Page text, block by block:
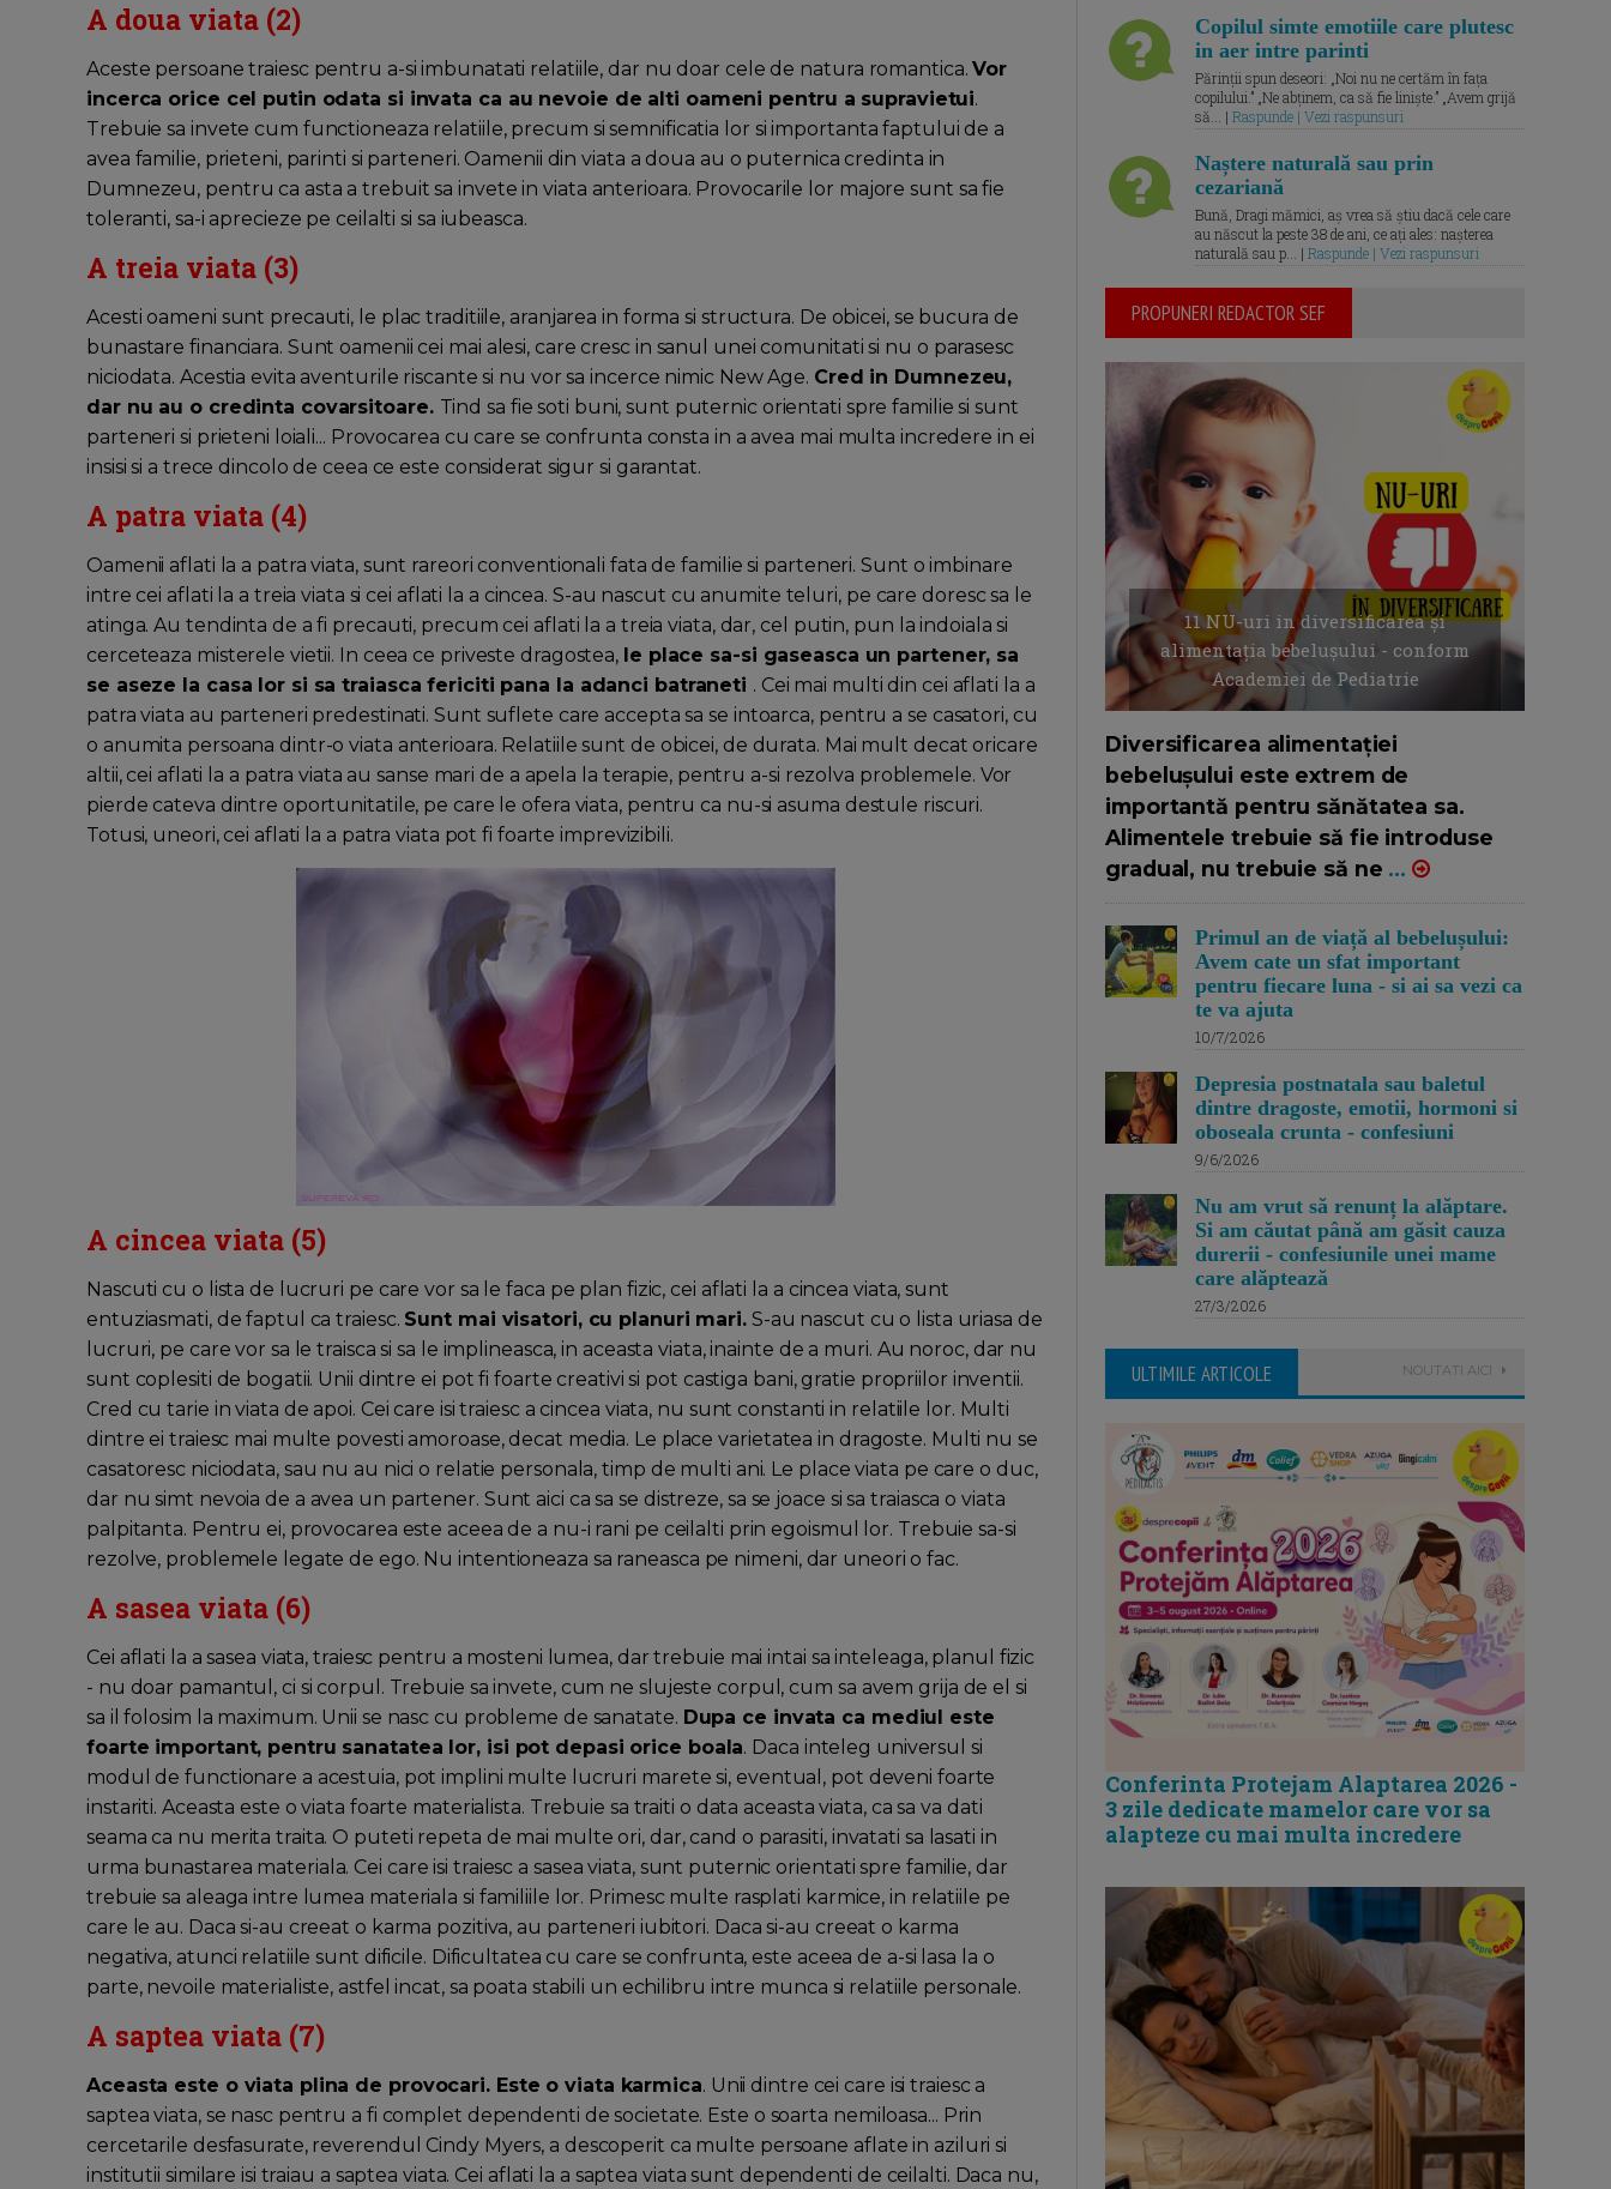
A doua viata (2)
Aceste persoane traiesc pentru a-si imbunatati relatiile, dar nu doar cele de natura romantica.Vor
incerca orice cel putin odata si invata ca au nevoie de alti oameni pentru a supravietui.
Trebuie sa invete cum functioneaza relatiile, precum si semnificatia lor si importanta faptului de a
avea familie, prieteni, parinti si parteneri. Oamenii din viata a doua au o puternica credinta in
Dumnezeu, pentru ca asta a trebuit sa invete in viata anterioara. Provocarile lor majore sunt sa fie
toleranti, sa-i aprecieze pe ceilalti si sa iubeasca.
A treia viata (3)
Acesti oameni sunt precauti, le plac traditiile, aranjarea in forma si structura. De obicei, se bucura de
bunastare financiara. Sunt oamenii cei mai alesi, care cresc in sanul unei comunitati si nu o parasesc
niciodata. Acestia evita aventurile riscante si nu vor sa incerce nimic New Age. Cred in Dumnezeu,
dar nu au o credinta covarsitoare. Tind sa fie soti buni, sunt puternic orientati spre familie si sunt
parteneri si prieteni loiali... Provocarea cu care se confrunta consta in a avea mai multa incredere in ei
insisi si a trece dincolo de ceea ce este considerat sigur si garantat.
A patra viata (4)
Oamenii aflati la a patra viata, sunt rareori conventionali fata de familie si parteneri. Sunt o imbinare
intre cei aflati la a treia viata si cei aflati la a cincea. S-au nascut cu anumite teluri, pe care doresc sa le
atinga. Au tendinta de a fi precauti, precum cei aflati la a treia viata, dar, cel putin, pun la indoiala si
cerceteaza misterele vietii. In ceea ce priveste dragostea, le place sa-si gaseasca un partener, sa
se aseze la casa lor si sa traiasca fericiti pana la adanci batraneti . Cei mai multi din cei aflati la a
patra viata au parteneri predestinati. Sunt suflete care accepta sa se intoarca, pentru a se casatori, cu
o anumita persoana dintr-o viata anterioara. Relatiile sunt de obicei, de durata. Mai mult decat oricare
altii, cei aflati la a patra viata au sanse mari de a apela la terapie, pentru a-si rezolva problemele. Vor
pierde cateva dintre oportunitatile, pe care le ofera viata, pentru ca nu-si asuma destule riscuri.
Totusi, uneori, cei aflati la a patra viata pot fi foarte imprevizibili.
A cincea viata (5)
Nascuti cu o lista de lucruri pe care vor sa le faca pe plan fizic, cei aflati la a cincea viata, sunt
entuziasmati, de faptul ca traiesc. Sunt mai visatori, cu planuri mari.S-au nascut cu o lista uriasa de
lucruri, pe care vor sa le traisca si sa le implineasca, in aceasta viata, inainte de a muri. Au noroc, dar nu
sunt coplesiti de bogatii. Unii dintre ei pot fi foarte creativi si pot castiga bani, gratie propriilor inventii.
Cred cu tarie in viata de apoi. Cei care isi traiesc a cincea viata, nu sunt constanti in relatiile lor. Multi
dintre ei traiesc mai multe povesti amoroase, decat media. Le place varietatea in dragoste. Multi nu se
casatoresc niciodata, sau nu au nici o relatie personala, timp de multi ani. Le place viata pe care o duc,
dar nu simt nevoia de a avea un partener. Sunt aici ca sa se distreze, sa se joace si sa traiasca o viata
palpitanta. Pentru ei, provocarea este aceea de a nu-i rani pe ceilalti prin egoismul lor. Trebuie sa-si
rezolve, problemele legate de ego. Nu intentioneaza sa raneasca pe nimeni, dar uneori o fac.
A sasea viata (6)
Cei aflati la a sasea viata, traiesc pentru a mosteni lumea, dar trebuie mai intai sa inteleaga, planul fizic
- nu doar pamantul, ci si corpul. Trebuie sa invete, cum ne slujeste corpul, cum sa avem grija de el si
sa il folosim la maximum. Unii se nasc cu probleme de sanatate. Dupa ce invata ca mediul este
foarte important, pentru sanatatea lor, isi pot depasi orice boala. Daca inteleg universul si
modul de functionare a acestuia, pot implini multe lucruri marete si, eventual, pot deveni foarte
instariti. Aceasta este o viata foarte materialista. Trebuie sa traiti o data aceasta viata, ca sa va dati
seama ca nu merita traita. O puteti repeta de mai multe ori, dar, cand o parasiti, invatati sa lasati in
urma bunastarea materiala. Cei care isi traiesc a sasea viata, sunt puternic orientati spre familie, dar
trebuie sa aleaga intre lumea materiala si familiile lor. Primesc multe rasplati karmice, in relatiile pe
care le au. Daca si-au creeat o karma pozitiva, au parteneri iubitori. Daca si-au creeat o karma
negativa, atunci relatiile sunt dificile. Dificultatea cu care se confrunta, este aceea de a-si lasa la o
parte, nevoile materialiste, astfel incat, sa poata stabili un echilibru intre munca si relatiile personale.
A saptea viata (7)
Aceasta este o viata plina de provocari. Este o viata karmica. Unii dintre cei care isi traiesc a
saptea viata, se nasc pentru a fi complet dependenti de societate. Este o soarta nemiloasa... Prin
cercetarile desfasurate, reverendul Cindy Myers, a descoperit ca multe persoane aflate in aziluri si
institutii similare isi traiau a saptea viata. Cei aflati la a saptea viata sunt dependenti de ceilalti. Daca nu,
Copilul simte emotiile care plutesc
in aer intre parinti
Părinții spun deseori: „Noi nu ne certăm în fața
copilului.” „Ne abținem, ca să fie liniște.” „Avem grijă
să... | Raspunde | Vezi raspunsuri
Naștere naturală sau prin
cezariană
Bună, Dragi mămici, aș vrea să știu dacă cele care
au născut la peste 38 de ani, ce ați ales: nașterea
naturală sau p... | Raspunde | Vezi raspunsuri
PROPUNERI REDACTOR SEF
11 NU-uri in diversificarea și
alimentația bebelușului - conform
Academiei de Pediatrie
Diversificarea alimentației
bebelușului este extrem de
importantă pentru sănătatea sa.
Alimentele trebuie să fie introduse
gradual, nu trebuie să ne ...
Primul an de viață al bebelușului:
Avem cate un sfat important
pentru fiecare luna - si ai sa vezi ca
te va ajuta
10/7/2026
Depresia postnatala sau baletul
dintre dragoste, emotii, hormoni si
oboseala crunta - confesiuni
9/6/2026
Nu am vrut să renunț la alăptare.
Si am căutat până am găsit cauza
durerii - confesiunile unei mame
care alăptează
27/3/2026
ULTIMILE ARTICOLE NOUTATI AICI
Conferinta Protejam Alaptarea 2026 -
3 zile dedicate mamelor care vor sa
alapteze cu mai multa incredere